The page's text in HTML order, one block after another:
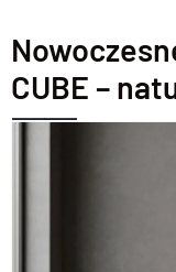
CUBE –